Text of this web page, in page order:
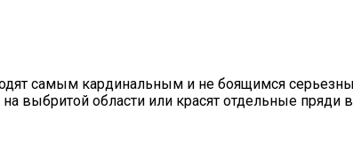
самым кардинальным и не боящимся
выбритой области или красят отдельные